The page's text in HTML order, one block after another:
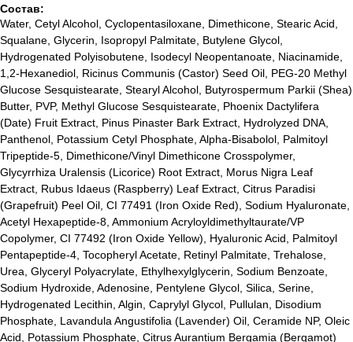
Состав:
Water, Cetyl Alcohol, Cyclopentasiloxane, Dimethicone, Stearic Acid,
Squalane, Glycerin, Isopropyl Palmitate, Butylene Glycol,
Hydrogenated Polyisobutene, Isodecyl Neopentanoate, Niacinamide,
1,2-Hexanediol, Ricinus Communis (Castor) Seed Oil, PEG-20 Methyl
Glucose Sesquistearate, Stearyl Alcohol, Butyrospermum Parkii (Shea)
Butter, PVP, Methyl Glucose Sesquistearate, Phoenix Dactylifera
(Date) Fruit Extract, Pinus Pinaster Bark Extract, Hydrolyzed DNA,
Panthenol, Potassium Cetyl Phosphate, Alpha-Bisabolol, Palmitoyl
Tripeptide-5, Dimethicone/Vinyl Dimethicone Crosspolymer,
Glycyrrhiza Uralensis (Licorice) Root Extract, Morus Nigra Leaf
Extract, Rubus Idaeus (Raspberry) Leaf Extract, Citrus Paradisi
(Grapefruit) Peel Oil, CI 77491 (Iron Oxide Red), Sodium Hyaluronate,
Acetyl Hexapeptide-8, Ammonium Acryloyldimethyltaurate/VP
Copolymer, CI 77492 (Iron Oxide Yellow), Hyaluronic Acid, Palmitoyl
Pentapeptide-4, Tocopheryl Acetate, Retinyl Palmitate, Trehalose,
Urea, Glyceryl Polyacrylate, Ethylhexylglycerin, Sodium Benzoate,
Sodium Hydroxide, Adenosine, Pentylene Glycol, Silica, Serine,
Hydrogenated Lecithin, Algin, Caprylyl Glycol, Pullulan, Disodium
Phosphate, Lavandula Angustifolia (Lavender) Oil, Ceramide NP, Oleic
Acid, Potassium Phosphate, Citrus Aurantium Bergamia (Bergamot)
lovely.skin@mail.ru
+375 33 321 73 65
ОБРАТНАЯ СВЯЗЬ
Уход за лицом
Уход за волосами
Уход за телом
›
Подобрать уход
Будьте в курсе, подпишитесь
на рассылку новостей
Помощь в подборе
Наше образование